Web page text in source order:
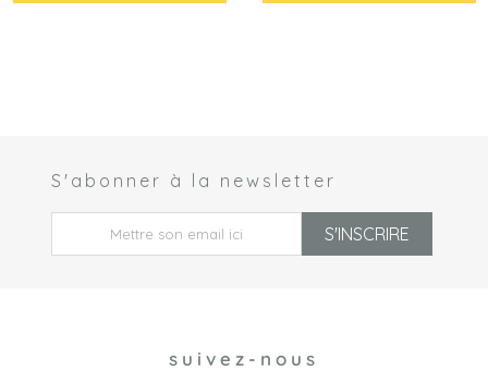
S'abonner à la newsletter
S'INSCRIRE
suivez-nous